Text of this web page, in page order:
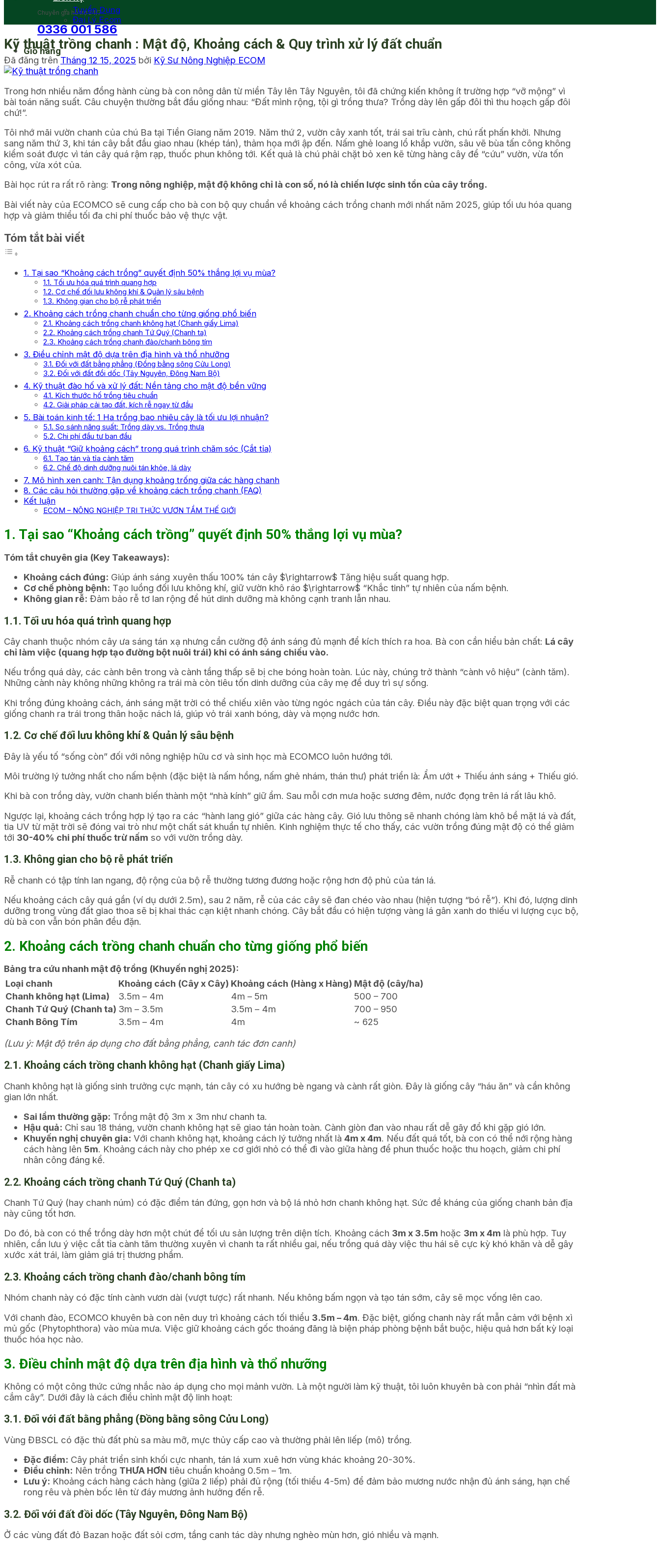
Chuyên gia hỗ trợ 24/7
0336 001 586
Giỏ hàng
Tuyển Dụng
Đại Lý Ecom
Kỹ thuật trồng chanh : Mật độ, Khoảng cách & Quy trình xử lý đất chuẩn
Đã đăng trên Tháng 12 15, 2025 bởi Kỹ Sư Nông Nghiệp ECOM
Trong hơn nhiều năm đồng hành cùng bà con nông dân từ miền Tây lên Tây Nguyên, tôi đã chứng kiến không ít trường hợp “vỡ mộng” vì
bài toán năng suất. Câu chuyện thường bắt đầu giống nhau: “Đất mình rộng, tội gì trồng thưa? Trồng dày lên gấp đôi thì thu hoạch gấp đôi
chứ!”.
Tôi nhớ mãi vườn chanh của chú Ba tại Tiền Giang năm 2019. Năm thứ 2, vườn cây xanh tốt, trái sai trĩu cành, chú rất phấn khởi. Nhưng
sang năm thứ 3, khi tán cây bắt đầu giao nhau (khép tán), thảm họa mới ập đến. Nấm ghẻ loang lổ khắp vườn, sâu vẽ bùa tấn công không
kiểm soát được vì tán cây quá rậm rạp, thuốc phun không tới. Kết quả là chú phải chặt bỏ xen kẽ từng hàng cây để “cứu” vườn, vừa tốn
công, vừa xót của.
Bài học rút ra rất rõ ràng: Trong nông nghiệp, mật độ không chỉ là con số, nó là chiến lược sinh tồn của cây trồng.
Bài viết này của ECOMCO sẽ cung cấp cho bà con bộ quy chuẩn về khoảng cách trồng chanh mới nhất năm 2025, giúp tối ưu hóa quang
hợp và giảm thiểu tối đa chi phí thuốc bảo vệ thực vật.
Tóm tắt bài viết
1. Tại sao “Khoảng cách trồng” quyết định 50% thắng lợi vụ mùa?
1.1. Tối ưu hóa quá trình quang hợp
1.2. Cơ chế đối lưu không khí & Quản lý sâu bệnh
1.3. Không gian cho bộ rễ phát triển
2. Khoảng cách trồng chanh chuẩn cho từng giống phổ biến
2.1. Khoảng cách trồng chanh không hạt (Chanh giấy Lima)
2.2. Khoảng cách trồng chanh Tứ Quý (Chanh ta)
2.3. Khoảng cách trồng chanh đào/chanh bông tím
3. Điều chỉnh mật độ dựa trên địa hình và thổ nhưỡng
3.1. Đối với đất bằng phẳng (Đồng bằng sông Cửu Long)
3.2. Đối với đất đồi dốc (Tây Nguyên, Đông Nam Bộ)
4. Kỹ thuật đào hố và xử lý đất: Nền tảng cho mật độ bền vững
4.1. Kích thước hố trồng tiêu chuẩn
4.2. Giải pháp cải tạo đất, kích rễ ngay từ đầu
5. Bài toán kinh tế: 1 Ha trồng bao nhiêu cây là tối ưu lợi nhuận?
5.1. So sánh năng suất: Trồng dày vs. Trồng thưa
5.2. Chi phí đầu tư ban đầu
6. Kỹ thuật “Giữ khoảng cách” trong quá trình chăm sóc (Cắt tỉa)
6.1. Tạo tán và tỉa cành tăm
6.2. Chế độ dinh dưỡng nuôi tán khỏe, lá dày
7. Mô hình xen canh: Tận dụng khoảng trống giữa các hàng chanh
8. Các câu hỏi thường gặp về khoảng cách trồng chanh (FAQ)
Kết luận
ECOM – NÔNG NGHIỆP TRI THỨC VƯƠN TẦM THẾ GIỚI
1. Tại sao “Khoảng cách trồng” quyết định 50% thắng lợi vụ mùa?
Tóm tắt chuyên gia (Key Takeaways):
Khoảng cách đúng: Giúp ánh sáng xuyên thấu 100% tán cây $\rightarrow$ Tăng hiệu suất quang hợp.
Cơ chế phòng bệnh: Tạo luồng đối lưu không khí, giữ vườn khô ráo $\rightarrow$ “Khắc tinh” tự nhiên của nấm bệnh.
Không gian rễ: Đảm bảo rễ tơ lan rộng để hút dinh dưỡng mà không cạnh tranh lẫn nhau.
1.1. Tối ưu hóa quá trình quang hợp
Cây chanh thuộc nhóm cây ưa sáng tán xạ nhưng cần cường độ ánh sáng đủ mạnh để kích thích ra hoa. Bà con cần hiểu bản chất: Lá cây
chỉ làm việc (quang hợp tạo đường bột nuôi trái) khi có ánh sáng chiếu vào.
Nếu trồng quá dày, các cành bên trong và cành tầng thấp sẽ bị che bóng hoàn toàn. Lúc này, chúng trở thành “cành vô hiệu” (cành tăm).
Những cành này không những không ra trái mà còn tiêu tốn dinh dưỡng của cây mẹ để duy trì sự sống.
Khi trồng đúng khoảng cách, ánh sáng mặt trời có thể chiếu xiên vào từng ngóc ngách của tán cây. Điều này đặc biệt quan trọng với các
giống chanh ra trái trong thân hoặc nách lá, giúp vỏ trái xanh bóng, dày và mọng nước hơn.
1.2. Cơ chế đối lưu không khí & Quản lý sâu bệnh
Đây là yếu tố “sống còn” đối với nông nghiệp hữu cơ và sinh học mà ECOMCO luôn hướng tới.
Môi trường lý tưởng nhất cho nấm bệnh (đặc biệt là nấm hồng, nấm ghẻ nhám, thán thư) phát triển là: Ẩm ướt + Thiếu ánh sáng + Thiếu gió.
Khi bà con trồng dày, vườn chanh biến thành một “nhà kính” giữ ẩm. Sau mỗi cơn mưa hoặc sương đêm, nước đọng trên lá rất lâu khô.
Ngược lại, khoảng cách trồng hợp lý tạo ra các “hành lang gió” giữa các hàng cây. Gió lưu thông sẽ nhanh chóng làm khô bề mặt lá và đất,
tia UV từ mặt trời sẽ đóng vai trò như một chất sát khuẩn tự nhiên. Kinh nghiệm thực tế cho thấy, các vườn trồng đúng mật độ có thể giảm
tới 30-40% chi phí thuốc trừ nấm so với vườn trồng dày.
1.3. Không gian cho bộ rễ phát triển
Rễ chanh có tập tính lan ngang, độ rộng của bộ rễ thường tương đương hoặc rộng hơn độ phủ của tán lá.
Nếu khoảng cách cây quá gần (ví dụ dưới 2.5m), sau 2 năm, rễ của các cây sẽ đan chéo vào nhau (hiện tượng “bó rễ”). Khi đó, lượng dinh
dưỡng trong vùng đất giao thoa sẽ bị khai thác cạn kiệt nhanh chóng. Cây bắt đầu có hiện tượng vàng lá gân xanh do thiếu vi lượng cục bộ,
dù bà con vẫn bón phân đều đặn.
2. Khoảng cách trồng chanh chuẩn cho từng giống phổ biến
Bảng tra cứu nhanh mật độ trồng (Khuyến nghị 2025):
Loại chanh
Khoảng cách (Cây x Cây) Khoảng cách (Hàng x Hàng) Mật độ (cây/ha)
Chanh không hạt (Lima)
3.5m – 4m 4m – 5m
500 – 700
Chanh Tứ Quý (Chanh ta) 3m – 3.5m 3.5m – 4m
700 – 950
Chanh Bông Tím
3.5m – 4m 4m
~ 625
(Lưu ý: Mật độ trên áp dụng cho đất bằng phẳng, canh tác đơn canh)
2.1. Khoảng cách trồng chanh không hạt (Chanh giấy Lima)
Chanh không hạt là giống sinh trưởng cực mạnh, tán cây có xu hướng bè ngang và cành rất giòn. Đây là giống cây “háu ăn” và cần không
gian lớn nhất.
Sai lầm thường gặp: Trồng mật độ 3m x 3m như chanh ta.
Hậu quả: Chỉ sau 18 tháng, vườn chanh không hạt sẽ giao tán hoàn toàn. Cành giòn đan vào nhau rất dễ gãy đổ khi gặp gió lớn.
Khuyến nghị chuyên gia: Với chanh không hạt, khoảng cách lý tưởng nhất là 4m x 4m. Nếu đất quá tốt, bà con có thể nới rộng hàng
cách hàng lên 5m. Khoảng cách này cho phép xe cơ giới nhỏ có thể đi vào giữa hàng để phun thuốc hoặc thu hoạch, giảm chi phí
nhân công đáng kể.
2.2. Khoảng cách trồng chanh Tứ Quý (Chanh ta)
Chanh Tứ Quý (hay chanh núm) có đặc điểm tán đứng, gọn hơn và bộ lá nhỏ hơn chanh không hạt. Sức đề kháng của giống chanh bản địa
này cũng tốt hơn.
Do đó, bà con có thể trồng dày hơn một chút để tối ưu sản lượng trên diện tích. Khoảng cách 3m x 3.5m hoặc 3m x 4m là phù hợp. Tuy
nhiên, cần lưu ý việc cắt tỉa cành tăm thường xuyên vì chanh ta rất nhiều gai, nếu trồng quá dày việc thu hái sẽ cực kỳ khó khăn và dễ gây
xước xát trái, làm giảm giá trị thương phẩm.
2.3. Khoảng cách trồng chanh đào/chanh bông tím
Nhóm chanh này có đặc tính cành vươn dài (vượt tược) rất nhanh. Nếu không bấm ngọn và tạo tán sớm, cây sẽ mọc vống lên cao.
Với chanh đào, ECOMCO khuyên bà con nên duy trì khoảng cách tối thiểu 3.5m – 4m. Đặc biệt, giống chanh này rất mẫn cảm với bệnh xì
mủ gốc (Phytophthora) vào mùa mưa. Việc giữ khoảng cách gốc thoáng đãng là biện pháp phòng bệnh bắt buộc, hiệu quả hơn bất kỳ loại
thuốc hóa học nào.
3. Điều chỉnh mật độ dựa trên địa hình và thổ nhưỡng
Không có một công thức cứng nhắc nào áp dụng cho mọi mảnh vườn. Là một người làm kỹ thuật, tôi luôn khuyên bà con phải “nhìn đất mà
cắm cây”. Dưới đây là cách điều chỉnh mật độ linh hoạt:
3.1. Đối với đất bằng phẳng (Đồng bằng sông Cửu Long)
Vùng ĐBSCL có đặc thù đất phù sa màu mỡ, mực thủy cấp cao và thường phải lên liếp (mô) trồng.
Đặc điểm: Cây phát triển sinh khối cực nhanh, tán lá xum xuê hơn vùng khác khoảng 20-30%.
Điều chỉnh: Nên trồng THƯA HƠN tiêu chuẩn khoảng 0.5m – 1m.
Lưu ý: Khoảng cách hàng cách hàng (giữa 2 liếp) phải đủ rộng (tối thiểu 4-5m) để đảm bảo mương nước nhận đủ ánh sáng, hạn chế
rong rêu và phèn bốc lên từ đáy mương ảnh hưởng đến rễ.
3.2. Đối với đất đồi dốc (Tây Nguyên, Đông Nam Bộ)
Ở các vùng đất đỏ Bazan hoặc đất sỏi cơm, tầng canh tác dày nhưng nghèo mùn hơn, gió nhiều và mạnh.